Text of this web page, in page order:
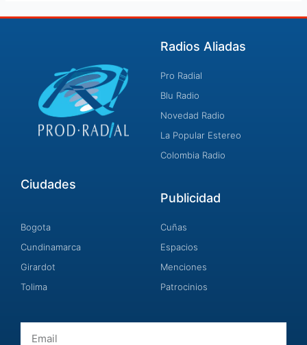
Radios Aliadas
Pro Radial
Blu Radio
Novedad Radio
La Popular Estereo
Colombia Radio
Ciudades
Bogota
Cundinamarca
Girardot
Tolima
Publicidad
Cuñas
Espacios
Menciones
Patrocinios